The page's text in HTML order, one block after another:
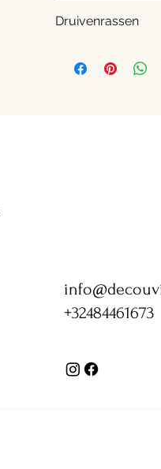
Druivenrassen
+32484461673